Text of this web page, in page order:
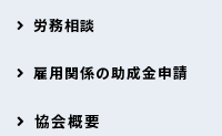
労務相談
雇用関係の助成金申請
協会概要